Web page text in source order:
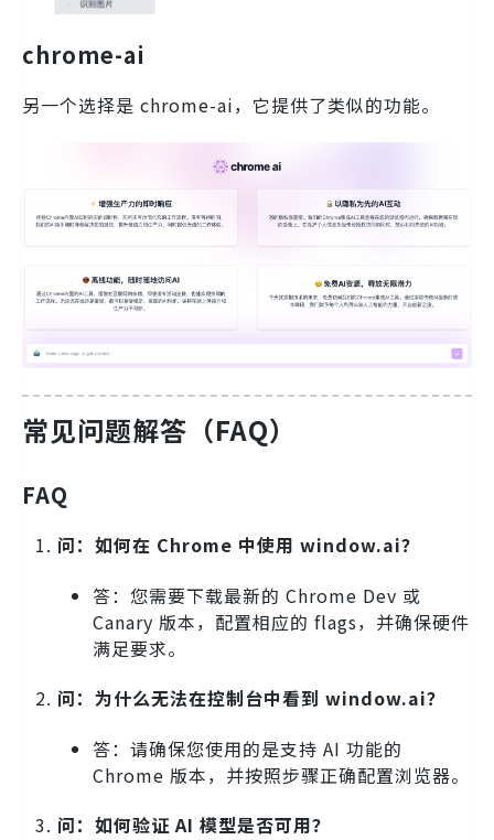
chrome-ai
另一个选择是 chrome-ai，它提供了类似的功能。
常见问题解答（FAQ）
FAQ
问：如何在 Chrome 中使用 window.ai？
答：您需要下载最新的 Chrome Dev 或
Canary 版本，配置相应的 flags，并确保硬件
满足要求。
问：为什么无法在控制台中看到 window.ai？
答：请确保您使用的是支持 AI 功能的
Chrome 版本，并按照步骤正确配置浏览器。
问：如何验证 AI 模型是否可用？